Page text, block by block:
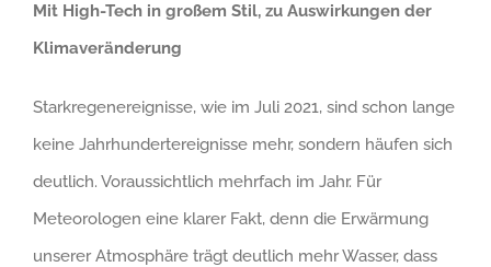
Mit High-Tech in großem Stil, zu Auswirkungen der
Klimaveränderung
Starkregenereignisse, wie im Juli 2021, sind schon lange
keine Jahrhundertereignisse mehr, sondern häufen sich
deutlich. Voraussichtlich mehrfach im Jahr. Für
Meteorologen eine klarer Fakt, denn die Erwärmung
unserer Atmosphäre trägt deutlich mehr Wasser, dass